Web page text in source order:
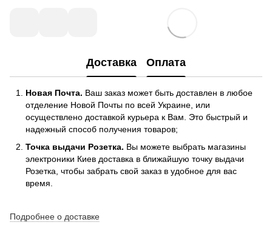
Доставка Оплата
Новая Почта. Ваш заказ может быть доставлен в любое
отделение Новой Почты по всей Украине, или
осуществлено доставкой курьера к Вам. Это быстрый и
надежный способ получения товаров;
Точка выдачи Розетка. Вы можете выбрать магазины
электроники Киев доставка в ближайшую точку выдачи
Розетка, чтобы забрать свой заказ в удобное для вас
время.
Подробнее о доставке